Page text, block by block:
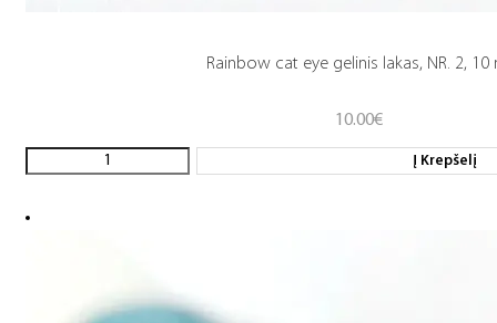
Rainbow cat eye gelinis lakas, NR. 2, 10
10.00€
Į Krepšelį